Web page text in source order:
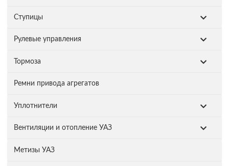
Ступицы
Рулевые управления
Тормоза
Ремни привода агрегатов
Уплотнители
Вентиляции и отопление УАЗ
Метизы УАЗ